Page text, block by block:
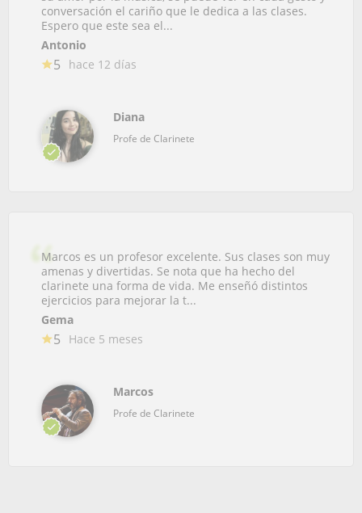
conversación el cariño que le dedica a las clases.
Espero que este sea el...
Antonio
5 hace 12 días
Diana
Profe de Clarinete
Marcos es un profesor excelente. Sus clases son muy
amenas y divertidas. Se nota que ha hecho del
clarinete una forma de vida. Me enseñó distintos
ejercicios para mejorar la t...
Gema
5 Hace 5 meses
Marcos
Profe de Clarinete